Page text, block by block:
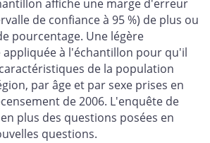
affiche une marge d'erreur
de confiance à 95 %) de plus ou
pourcentage. Une légère
à l'échantillon pour qu'il
de la population
par âge et par sexe prises en
de 2006. L'enquête de
plus des questions posées en
questions.